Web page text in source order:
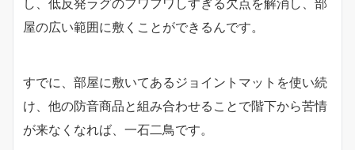
し、低反発ラグのフワフワしすぎる欠点を解消し、部
屋の広い範囲に敷くことができるんです。
すでに、部屋に敷いてあるジョイントマットを使い続
け、他の防音商品と組み合わせることで階下から苦情
が来なくなれば、一石二鳥です。